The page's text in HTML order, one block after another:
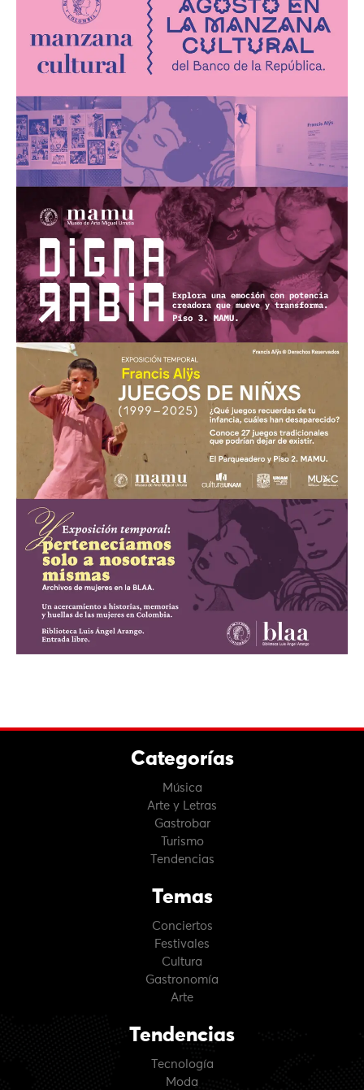
Categorías
Música
Arte y Letras
Gastrobar
Turismo
Tendencias
Temas
Conciertos
Festivales
Cultura
Gastronomía
Arte
Tendencias
Tecnología
Moda